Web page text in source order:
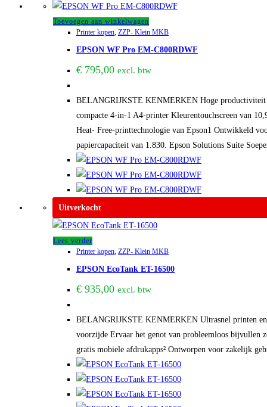
Toevoegen aan winkelwagen
Printer kopen ZZP- Klein MKB
EPSON WF Pro EM-C800RDWF
€ 795,00 excl. btw
BELANGRIJKSTE KENMERKEN Hoge productiviteit
compacte 4-in-1 A4-printer Kleurentouchscreen van
Heat- Free-printtechnologie van Epson1 Ontwikkeld
papiercapaciteit van 1.830. Epson Solutions Suite
Uitverkocht
Lees verder
Printer kopen, ZZP- Klein MKB
EPSON EcoTank ET-16500
€ 935,00 excl. btw
BELANGRIJKSTE KENMERKEN Ultrasnel printen
voorzijde Ervaar het genot van probleemloos bijvullen
gratis mobiele afdrukapps² Ontworpen voor zakelijk